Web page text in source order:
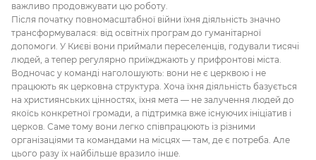
важливо продовжувати цю роботу.
Після початку повномасштабної війни їхня діяльність значно
трансформувалася: від освітніх програм до гуманітарної
допомоги. У Києві вони приймали переселенців, годували тисячі
людей, а тепер регулярно приїжджають у прифронтові міста.
Водночас у команді наголошують: вони не є церквою і не
працюють як церковна структура. Хоча їхня діяльність базується
на християнських цінностях, їхня мета — не залучення людей до
якоїсь конкретної громади, а підтримка вже існуючих ініціатив і
церков. Саме тому вони легко співпрацюють із різними
організаціями та командами на місцях — там, де є потреба. Але
цього разу їх найбільше вразило інше.